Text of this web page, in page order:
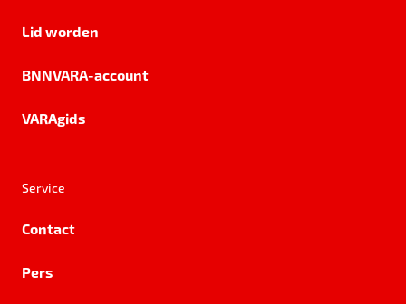
Lid worden
BNNVARA-account
VARAgids
Service
Contact
Pers